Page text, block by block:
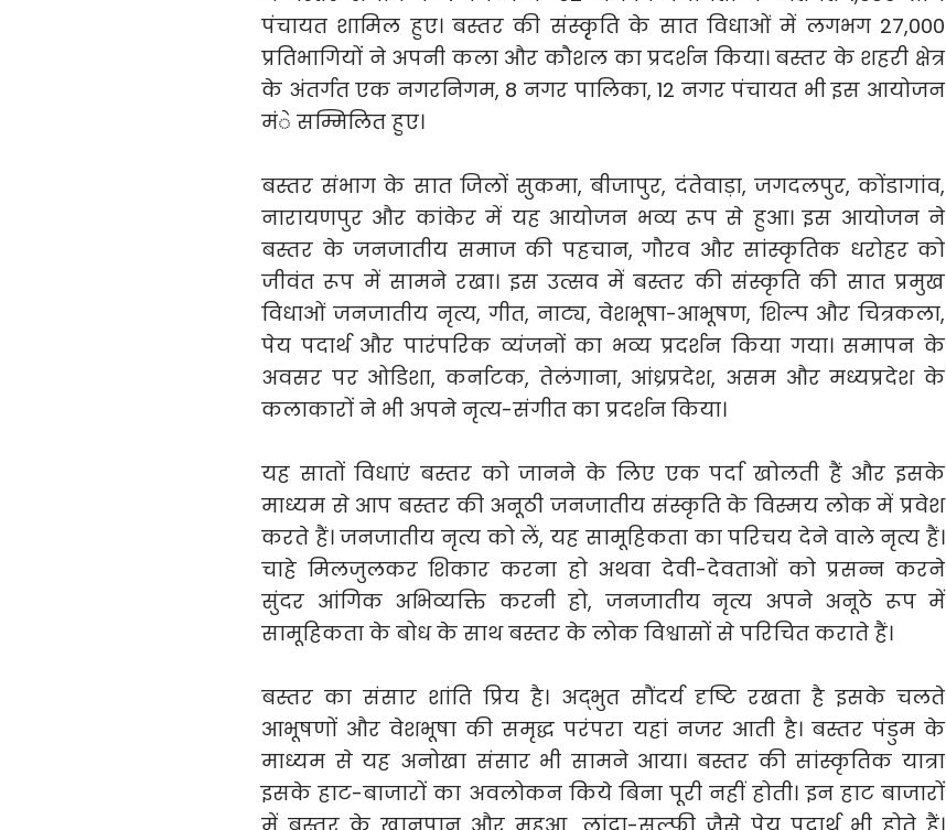
पंचायत शामिल हुए। बस्तर की संस्कृृति के सात विधाओं में लगभग 27,000
प्रतिभागियों ने अपनी कला और कौशल का प्रदर्शन किया। बस्तर के शहरी क्षेत्र
के अंतर्गत एक नगरनिगम, 8 नगर पालिका, 12 नगर पंचायत भी इस आयोजन
मंे सम्मिलित हुए।
बस्तर संभाग के सात जिलों सुकमा, बीजापुर, दंतेवाड़ा, जगदलपुर, कोंडागांव,
नारायणपुर और कांकेर में यह आयोजन भव्य रूप से हुआ। इस आयोजन ने
बस्तर के जनजातीय समाज की पहचान, गौरव और सांस्कृतिक धरोहर को
जीवंत रूप में सामने रखा। इस उत्सव में बस्तर की संस्कृति की सात प्रमुख
विधाओं जनजातीय नृत्य, गीत, नाट्य, वेशभूषा-आभूषण, शिल्प और चित्रकला,
पेय पदार्थ और पारंपरिक व्यंजनों का भव्य प्रदर्शन किया गया। समापन के
अवसर पर ओडिशा, कर्नाटक, तेलंगाना, आंध्रप्रदेश, असम और मध्यप्रदेश के
कलाकारों ने भी अपने नृत्य-संगीत का प्रदर्शन किया।
यह सातों विधाएं बस्तर को जानने के लिए एक पर्दा खोलती हैं और इसके
माध्यम से आप बस्तर की अनूठी जनजातीय संस्कृति के विस्मय लोक में प्रवेश
करते हैं। जनजातीय नृत्य को लें, यह सामूहिकता का परिचय देने वाले नृत्य हैं।
चाहे मिलजुलकर शिकार करना हो अथवा देवी-देवताओं को प्रसन्न करने
सुंदर आंगिक अभिव्यक्ति करनी हो, जनजातीय नृत्य अपने अनूठे रूप में
सामूहिकता के बोध के साथ बस्तर के लोक विश्वासों से परिचित कराते हैं।
बस्तर का संसार शांति प्रिय है। अद्भुत सौंदर्य दृष्टि रखता है इसके चलते
आभूषणों और वेशभूषा की समृद्ध परंपरा यहां नजर आती है। बस्तर पंडुम के
माध्यम से यह अनोखा संसार भी सामने आया। बस्तर की सांस्कृतिक यात्रा
इसके हाट-बाजारों का अवलोकन किये बिना पूरी नहीं होती। इन हाट बाजारों